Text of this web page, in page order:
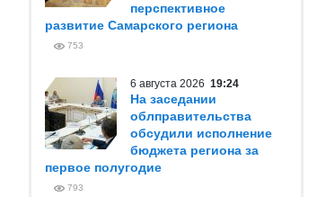
перспективное
развитие Самарского региона
753
6 августа 2026 19:24
На заседании
облправительства
обсудили исполнение
бюджета региона за
первое полугодие
793